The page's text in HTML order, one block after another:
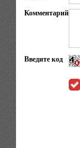
Комментарий
Введите код